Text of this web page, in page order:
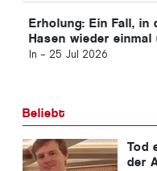
Erholung: Ein Fall,
Hasen wieder
In - 25 Jul 2026
Beliebt
Tod
der